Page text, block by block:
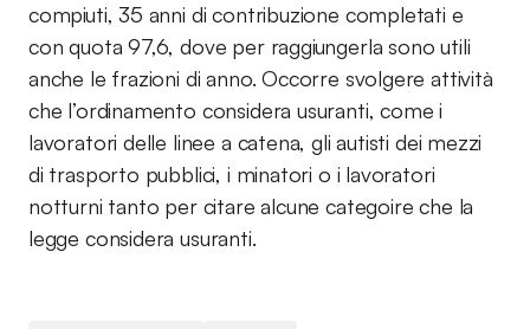
compiuti, 35 anni di contribuzione completati e
con quota 97,6, dove per raggiungerla sono utili
anche le frazioni di anno. Occorre svolgere attività
che l’ordinamento considera usuranti, come i
lavoratori delle linee a catena, gli autisti dei mezzi
di trasporto pubblici, i minatori o i lavoratori
notturni tanto per citare alcune categoire che la
legge considera usuranti.